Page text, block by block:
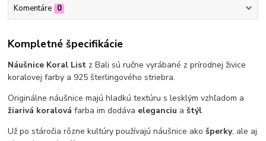
Komentáre 0
Kompletné špecifikácie
Náušnice Koral List z Bali sú ručne vyrábané z prírodnej živice
koralovej farby a 925 šterlingového striebra.
Originálne náušnice majú hladkú textúru s lesklým vzhľadom a
žiarivá koralováfarba im dodáva eleganciu aštýl.
Už po stáročia rôzne kultúry používajú náušnice akošperky, ale aj